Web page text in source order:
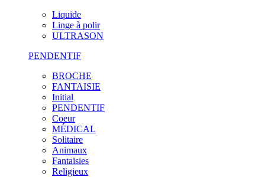
Liquide
Linge à polir
ULTRASON
PENDENTIF
BROCHE
FANTAISIE
Initial
PENDENTIF
Coeur
MÉDICAL
Solitaire
Animaux
Fantaisies
Religieux